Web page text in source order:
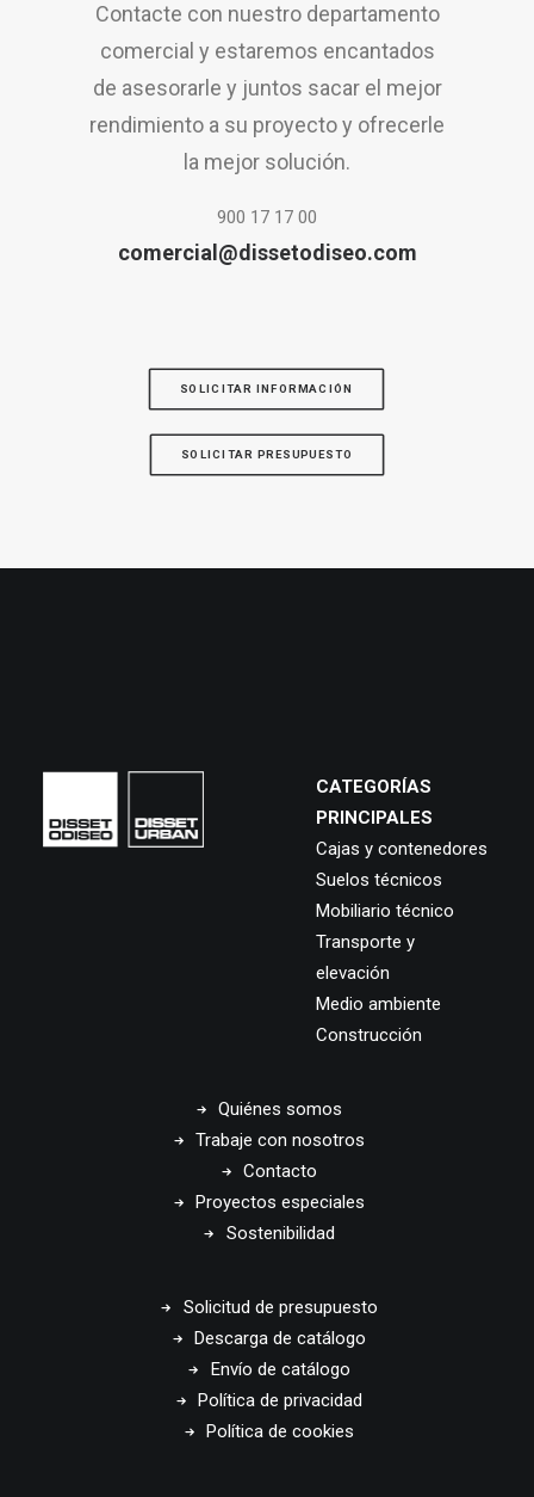
Contacte con nuestro departamento
comercial y estaremos encantados
de asesorarle y juntos sacar el mejor
rendimiento a su proyecto y ofrecerle
la mejor solución.
900 17 17 00
comercial@dissetodiseo.com
SOLICITAR INFORMACIÓN
SOLICITAR PRESUPUESTO
CATEGORÍAS
PRINCIPALES
Cajas y contenedores
Suelos técnicos
Mobiliario técnico
Transporte y
elevación
Medio ambiente
Construcción
Quiénes somos
Trabaje con nosotros
Contacto
Proyectos especiales
Sostenibilidad
Solicitud de presupuesto
Descarga de catálogo
Envío de catálogo
Política de privacidad
Política de cookies